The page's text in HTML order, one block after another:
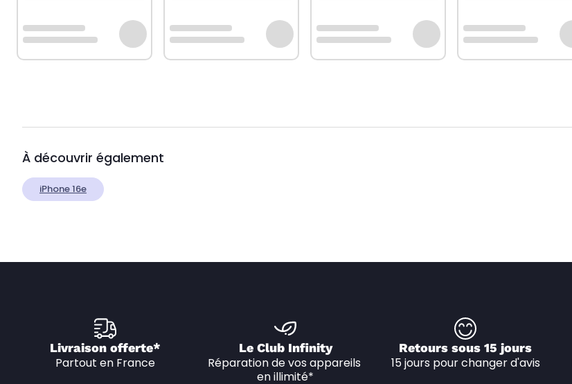
À découvrir également
iPhone 16e
Livraison offerte*
Partout en France
Le Club Infinity
Réparation de vos appareils
en illimité*
Retours sous 15 jours
15 jours pour changer d'avis